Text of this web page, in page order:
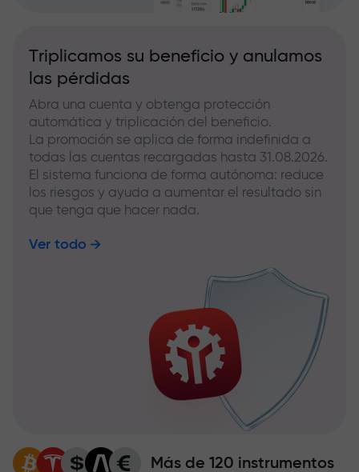
Triplicamos su beneficio y anulamos
las pérdidas
Abra una cuenta y obtenga protección
automática y triplicación del beneficio.
La promoción se aplica de forma indefinida a
todas las cuentas recargadas hasta 31.08.2026.
El sistema funciona de forma autónoma: reduce
los riesgos y ayuda a aumentar el resultado sin
que tenga que hacer nada.
Ver todo
Más de 120 instrumentos